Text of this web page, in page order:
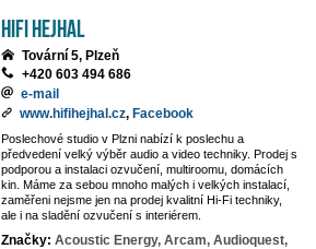
Hifi Hejhal
Tovární 5, Plzeň
+420 603 494 686
e-mail
www.hifihejhal.cz, Facebook
Poslechové studio v Plzni nabízí k poslechu a
předvedení velký výběr audio a video techniky. Prodej s
podporou a instalaci ozvučení, multiroomu, domácích
kin. Máme za sebou mnoho malých i velkých instalací,
zaměřeni nejsme jen na prodej kvalitní Hi-Fi techniky,
ale i na sladění ozvučení s interiérem.
Značky: Acoustic Energy, Arcam, Audioquest,